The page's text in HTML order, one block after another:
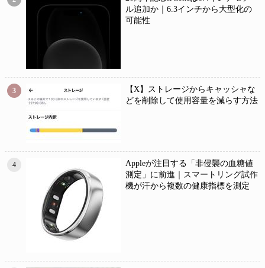
ル追加か｜6.3インチから大型化の
可能性
3
【X】ストレージからキャッシャな
どを削除して使用容量を減らす方法
4
Appleが注目する「非侵襲の血糖値
測定」に前進｜スマートリング試作
機が汗から複数の健康指標を測定